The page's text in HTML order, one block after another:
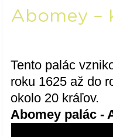
Abomey –
Tento palác
roku 1625 až do
okolo 20 kráľov.
Abomey palác -